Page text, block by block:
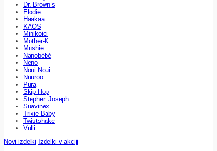
Dr. Brown’s
Elodie
Haakaa
KAOS
Minikoioi
Mother-K
Mushie
Nanobébé
Neno
Noui Noui
Nuuroo
Pura
Skip Hop
Stephen Joseph
Suavinex
Trixie Baby
Twistshake
Vulli
Novi izdelki Izdelki v akciji